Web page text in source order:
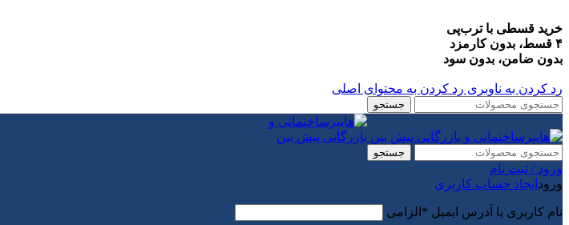
خرید قسطی با ترب‌پی
۴ قسط، بدون کارمزد
بدون ضامن، بدون سود
رد کردن به ناوبری رد کردن به محتوای اصلی
جستجو
جستجو
ورود / ثبت نام
ورود ایجاد حساب کاربری
نام کاربری یا آدرس ایمیل * الزامی